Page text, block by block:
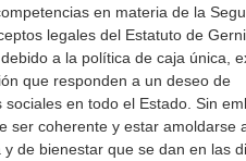
en materia de la
legales del Estatuto de
a la política de caja única,
que responden a un deseo de
en todo el Estado. Sin
ser coherente y estar amoldarse
de bienestar que se dan en las